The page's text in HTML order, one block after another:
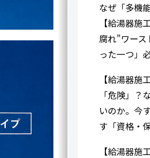
なぜ「多機
【給湯器施
腐れ”ワー
った一つ」
【給湯器施
「危険」？
いのか。今
す「資格・
【給湯器施